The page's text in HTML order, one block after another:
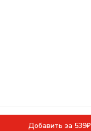
Добавить за 539₽